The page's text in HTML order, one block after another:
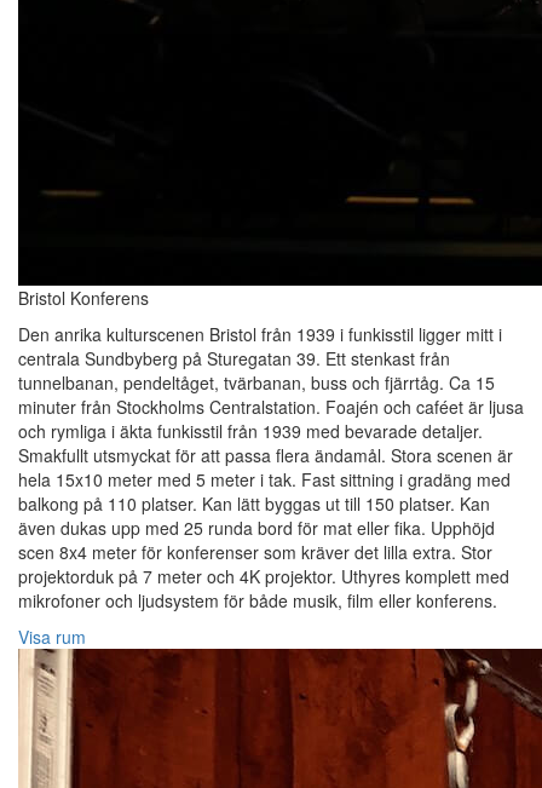
Bristol Konferens
Den anrika kulturscenen Bristol från 1939 i funkisstil ligger mitt i
centrala Sundbyberg på Sturegatan 39. Ett stenkast från
tunnelbanan, pendeltåget, tvärbanan, buss och fjärrtåg. Ca 15
minuter från Stockholms Centralstation. Foajén och caféet är ljusa
och rymliga i äkta funkisstil från 1939 med bevarade detaljer.
Smakfullt utsmyckat för att passa flera ändamål. Stora scenen är
hela 15x10 meter med 5 meter i tak. Fast sittning i gradäng med
balkong på 110 platser. Kan lätt byggas ut till 150 platser. Kan
även dukas upp med 25 runda bord för mat eller fika. Upphöjd
scen 8x4 meter för konferenser som kräver det lilla extra. Stor
projektorduk på 7 meter och 4K projektor. Uthyres komplett med
mikrofoner och ljudsystem för både musik, film eller konferens.
Visa rum